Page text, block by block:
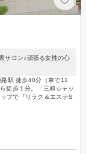
サロン♪頑張る女性の心
駅 徒歩40分（車で11
徒歩１分。「三和シャッ
プで『リラク＆エステS